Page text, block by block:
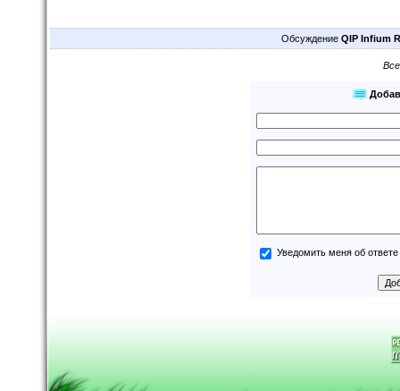
Обсуждение QIP Infium
Уведомить меня об ответе